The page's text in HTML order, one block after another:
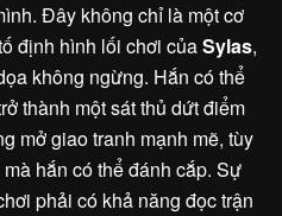
Đây không chỉ là một cơ
định hình lối chơi củaSylas,
không ngừng. Hắn có thể
thành một sát thủ dứt điểm
mở giao tranh mạnh mẽ, tùy
hắn có thể đánh cắp. Sự
phải có khả năng đọc trận